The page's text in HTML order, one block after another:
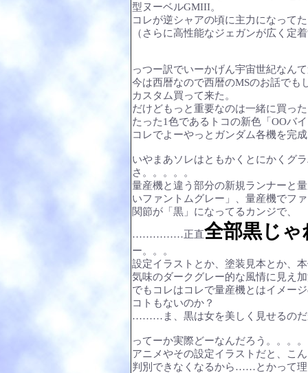
型ヌーベルGMIII。
コレが逆シャアの頃に主力になって
（さらに高性能なジェガンが広く定
っつー訳でいーかげん宇宙世紀なん
今は西暦なので西暦のMSのお話でも
カスタム買って来た。
だけどもっと重要なのは一緒に買っ
たった1色であるトコの新色「OOバ
コレでよーやっとガンダム各機を完
いやまあソレはともかくとにかくグ
さ。。。。。
量産機と違う部分の新規ランナーと
いファントムグレー」、量産機でフ
関節が「黒」になってるカンジで、
……………正直全部黒じゃ
ー。。。
設定イラストとか、塗装見本とか、
気味のダークグレー的な風情に見え
でもコレはコレで量産機とはイメー
コトもないのか？
………ま、黒は女を美しく見せるのだ
ってーか実際どーなんだろう。。。
アニメやその設定イラストだと、こ
判別できなくなるから……とかって